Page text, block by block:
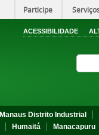
Participe
ACESSIBILIDADE
Manaus Distrito Industrial
Humaitá Manacapuru